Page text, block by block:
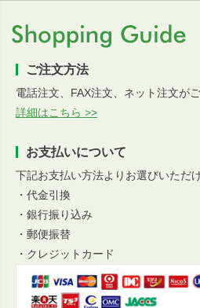
ご注文方法
電話注文、FAX注文、ネット注文がご
詳細はこちら >>
お支払いについて
下記お支払い方法よりお選びいただけ
・代金引換
・銀行振り込み
・郵便振替
・クレジットカード